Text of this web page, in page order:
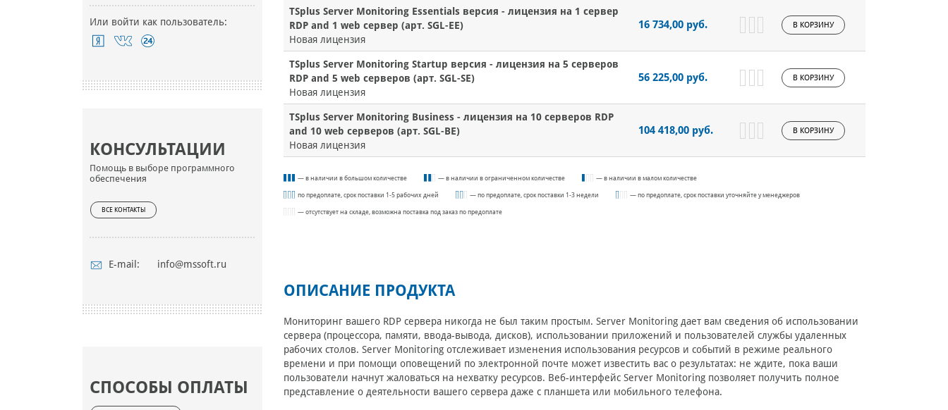
Или войти как пользователь:
КОНСУЛЬТАЦИИ
Помощь в выборе программного
обеспечения
ВСЕ КОНТАКТЫ
E-mail: info@mssoft.ru
СПОСОБЫ ОПЛАТЫ
TSplus Server Monitoring Essentials версия - лицензия на 1 сервер
RDP and 1 web сервер (арт. SGL-EE)
Новая лицензия
16 734,00 руб. В КОРЗИНУ
TSplus Server Monitoring Startup версия - лицензия на 5 серверов
RDP and 5 web серверов (арт. SGL-SE)
Новая лицензия
56 225,00 руб. В КОРЗИНУ
TSplus Server Monitoring Business - лицензия на 10 серверов RDP
and 10 web серверов (арт. SGL-BE)
Новая лицензия
104 418,00 руб. В КОРЗИНУ
— в наличии в большом количестве — в наличии в ограниченном количестве — в наличии в малом количестве
по предоплате, срок поставки 1-5 рабочих дней — по предоплате, срок поставки 1-3 недели — по предоплате, срок поставки уточняйте у менеджеров
— отсутствует на складе, возможна поставка под заказ по предоплате
ОПИСАНИЕ ПРОДУКТА
Мониторинг вашего RDP сервера никогда не был таким простым. Server Monitoring дает вам сведения об использовании
сервера (процессора, памяти, ввода-вывода, дисков), использовании приложений и пользователей службы удаленных
рабочих столов. Server Monitoring отслеживает изменения использования ресурсов и событий в режиме реального
времени и при помощи оповещений по электронной почте может известить вас о результатах: не ждите, пока ваши
пользователи начнут жаловаться на нехватку ресурсов. Веб-интерфейс Server Monitoring позволяет получить полное
представление о деятельности вашего сервера даже с планшета или мобильного телефона.